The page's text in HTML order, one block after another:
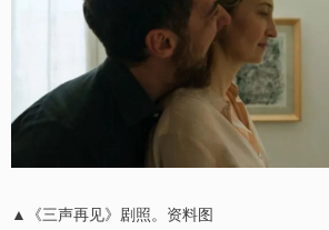
▲《三声再见》剧照。资料图